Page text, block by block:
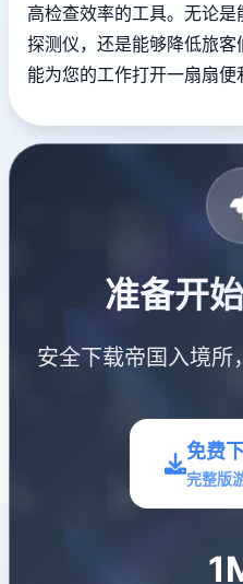
高检查效率的工具。无论
探测仪，还是能够降低旅
能为您的工作打开一扇扇便
准备开
安全下载帝国入境所
免费
完整版